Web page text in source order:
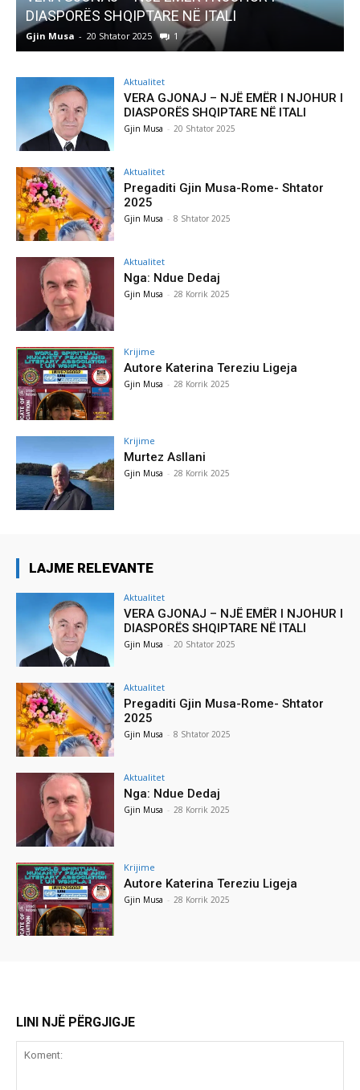
DIASPORËS SHQIPTARE NË ITALI
Gjin Musa - 20 Shtator 2025 1
Aktualitet
VERA GJONAJ – NJË EMËR I NJOHUR I
DIASPORËS SHQIPTARE NË ITALI
Gjin Musa - 20 Shtator 2025
Aktualitet
Pregaditi Gjin Musa-Rome- Shtator
2025
Gjin Musa - 8 Shtator 2025
Aktualitet
Nga: Ndue Dedaj
Gjin Musa - 28 Korrik 2025
Krijime
Autore Katerina Tereziu Ligeja
Gjin Musa - 28 Korrik 2025
Krijime
Murtez Asllani
Gjin Musa - 28 Korrik 2025
LAJME RELEVANTE
Aktualitet
VERA GJONAJ – NJË EMËR I NJOHUR I
DIASPORËS SHQIPTARE NË ITALI
Gjin Musa - 20 Shtator 2025
Aktualitet
Pregaditi Gjin Musa-Rome- Shtator
2025
Gjin Musa - 8 Shtator 2025
Aktualitet
Nga: Ndue Dedaj
Gjin Musa - 28 Korrik 2025
Krijime
Autore Katerina Tereziu Ligeja
Gjin Musa - 28 Korrik 2025
LINI NJË PËRGJIGJE